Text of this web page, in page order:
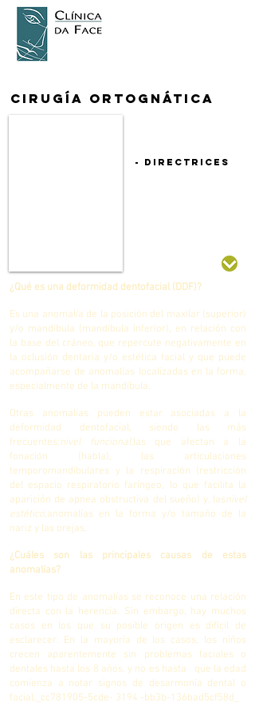
cirugía ortognática
- directrices
¿Qué es una deformidad dentofacial (DDF)?
Es una anomalía de la posición del maxilar (superior)
y/o mandíbula (mandíbula inferior), en relación con
la base del cráneo, que repercute negativamente en
la oclusión dentaria y/o estética facial y que puede
acompañarse de anomalías localizadas en la forma,
especialmente de la mandíbula.
Otras anomalías pueden estar asociadas a la
deformidad dentofacial, siendo las más
frecuentes:nivel funcional,las que afectan a la
fonación (habla), las articulaciones
temporomandibulares y la respiración (restricción
del espacio respiratorio faríngeo, lo que facilita la
aparición de apnea obstructiva del sueño) y, lasnivel
estético,anomalías en la forma y/o tamaño de la
nariz y las orejas.
¿Cuáles son las principales causas de estas
anomalías?
En este tipo de anomalías se reconoce una relación
directa con la herencia. Sin embargo, hay muchos
casos en los que su posible origen es difícil de
esclarecer. En la mayoría de los casos, los niños
crecen aparentemente sin problemas faciales o
dentales hasta los 8 años, y no es hasta que la edad
comienza a notar signos de desarmonía dental o
facial._cc781905-5cde- 3194 -bb3b-136bad5cf58d_